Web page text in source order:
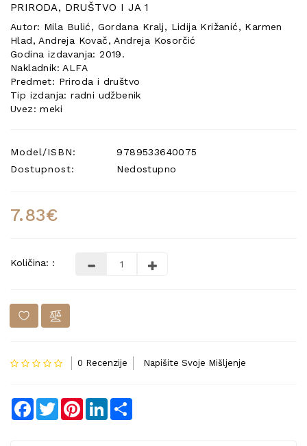
PRIRODA, DRUŠTVO I JA 1
Autor: Mila Bulić, Gordana Kralj, Lidija Križanić, Karmen
Hlad, Andreja Kovač, Andreja Kosorčić
Godina izdavanja: 2019.
Nakladnik: ALFA
Predmet: Priroda i društvo
Tip izdanja: radni udžbenik
Uvez: meki
Model/ISBN:
9789533640075
Dostupnost:
Nedostupno
7.83€
Količina: :
0 Recenzije Napišite Svoje Mišljenje
Facebook
TwitterPinterestLinkedIn